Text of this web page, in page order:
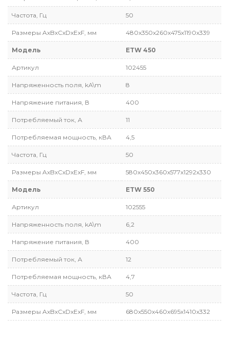
Частота, Гц 50
Размеры AxBxCxDxExF, мм 480x350x260x475x1190x339
Модель ETW 450
Артикул 102455
Напряженность поля, kA\m 8
Напряжение питания, В 400
Потребляемый ток, А 11
Потребляемая мощность, кВА 4,5
Частота, Гц 50
Размеры AxBxCxDxExF, мм 580x450x360x577x1292x330
Модель ETW 550
Артикул 102555
Напряженность поля, kA\m 6,2
Напряжение питания, В 400
Потребляемый ток, А 12
Потребляемая мощность, кВА 4,7
Частота, Гц 50
Размеры AxBxCxDxExF, мм 680x550x460x695x1410x332